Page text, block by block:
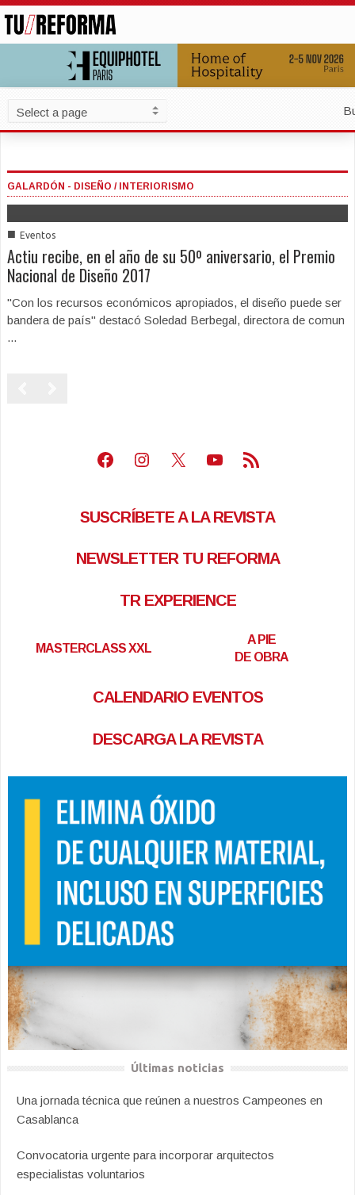
GALARDÓN - DISEÑO / INTERIORISMO
■ Eventos
Actiu recibe, en el año de su 50º aniversario, el Premio
Nacional de Diseño 2017
"Con los recursos económicos apropiados, el diseño puede ser
bandera de país" destacó Soledad Berbegal, directora de comun
...
Facebook
Instagram
X Youtube
Feed RSS
SUSCRÍBETE A LA REVISTA
NEWSLETTER TU REFORMA
TR EXPERIENCE
MASTERCLASS XXL
A PIE
DE OBRA
CALENDARIO EVENTOS
DESCARGA LA REVISTA
Últimas noticias
Una jornada técnica que reúnen a nuestros Campeones en
Casablanca
Convocatoria urgente para incorporar arquitectos
especialistas voluntarios